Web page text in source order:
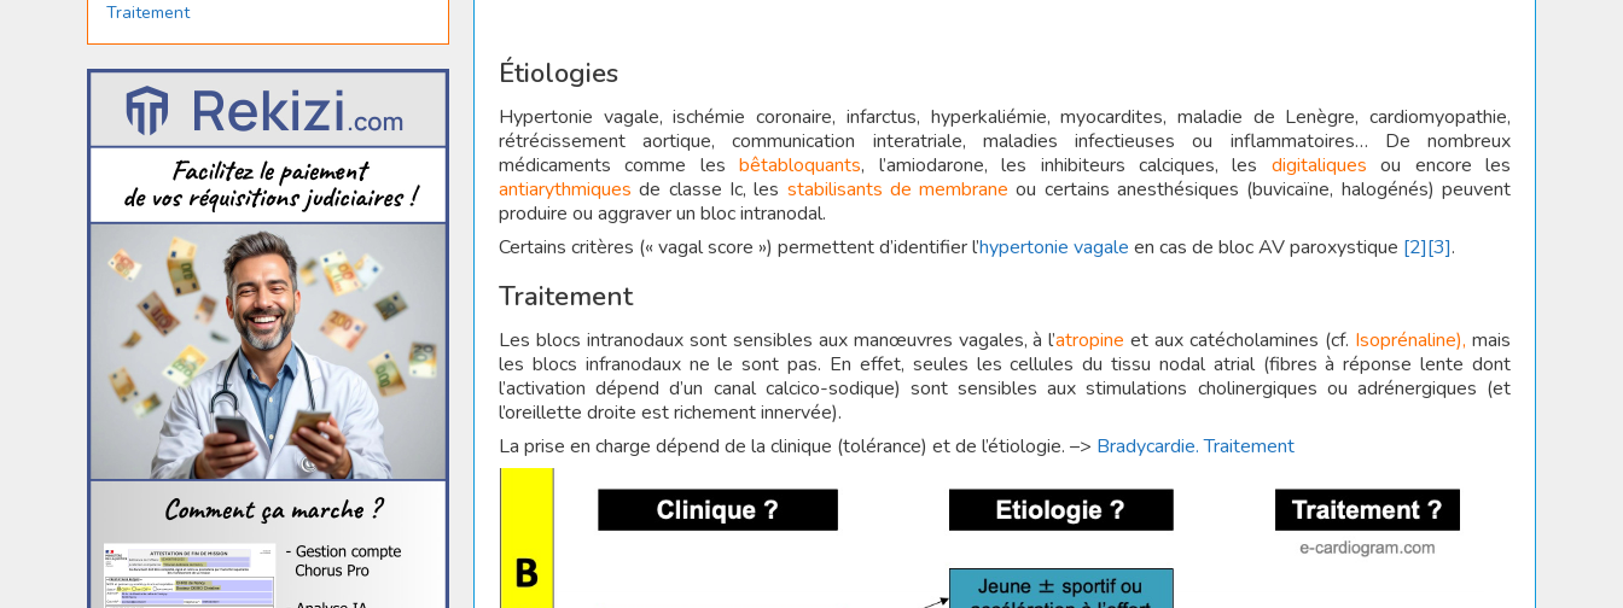
Étiologies
Hypertonie vagale, ischémie coronaire, infarctus, hyperkaliémie, myocardites, maladie de Lenègre, cardiomyopathie,
rétrécissement aortique, communication interatriale, maladies infectieuses ou inflammatoires… De nombreux
médicaments comme lesbêtabloquants, l’amiodarone, les inhibiteurs calciques, les digitaliques ou encore les
antiarythmiques de classe Ic, les stabilisants de membrane ou certains anesthésiques (buvicaïne, halogénés) peuvent
produire ou aggraver un bloc intranodal.
Certains critères (« vagal score ») permettent d’identifier l’hypertonie vagale en cas de bloc AV paroxystique [2][3].
Traitement
Les blocs intranodaux sont sensibles aux manœuvres vagales, à l’atropine et aux catécholamines (cf. Isoprénaline), mais
les blocs infranodaux ne le sont pas. En effet, seules les cellules du tissu nodal atrial (fibres à réponse lente dont
l’activation dépend d’un canal calcico-sodique) sont sensibles aux stimulations cholinergiques ou adrénergiques (et
l’oreillette droite est richement innervée).
La prise en charge dépend de la clinique (tolérance) et de l’étiologie. –> Bradycardie. Traitement
Traitement